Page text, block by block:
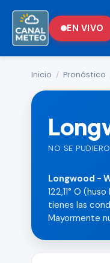
EN VIVO
Inicio / Pronóstico
NO SE
Longwood -
122,11° O
tienes las
Mayormente